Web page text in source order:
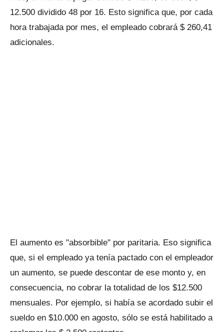
12.500 dividido 48 por 16. Esto significa que, por cada
hora trabajada por mes, el empleado cobrará $ 260,41
adicionales.
El aumento es "absorbible" por paritaria. Eso significa
que, si el empleado ya tenía pactado con el empleador
un aumento, se puede descontar de ese monto y, en
consecuencia, no cobrar la totalidad de los $12.500
mensuales. Por ejemplo, si había se acordado subir el
sueldo en $10.000 en agosto, sólo se está habilitado a